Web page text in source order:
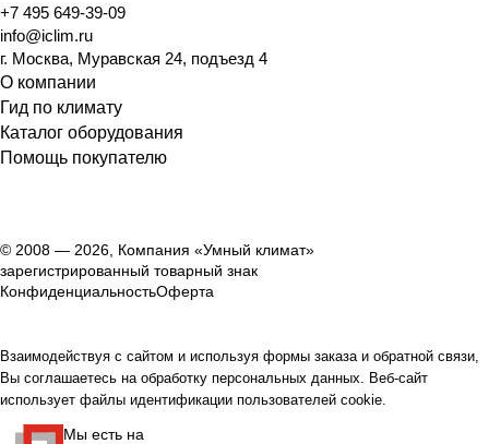
+7 495 649-39-09
info@iclim.ru
г. Москва, Муравская 24, подъезд 4
О компании
Гид по климату
Каталог оборудования
Помощь покупателю
© 2008 — 2026, Компания «Умный климат»
зарегистрированный товарный знак
КонфиденциальностьОферта
Взаимодействуя с сайтом и используя формы заказа и обратной связи,
Вы соглашаетесь на обработку персональных данных. Веб-сайт
использует файлы идентификации пользователей cookie.
Мы есть на